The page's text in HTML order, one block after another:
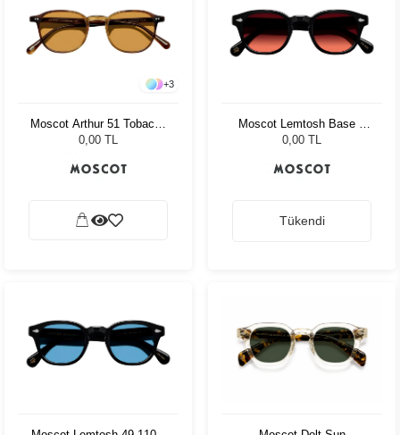
+3
Moscot Arthur 51 Tobacco
Cr-39 Green
0,00 TL
Moscot Lemtosh Base 2
Sun 46 Black Cabernet
0,00 TL
Tükendi